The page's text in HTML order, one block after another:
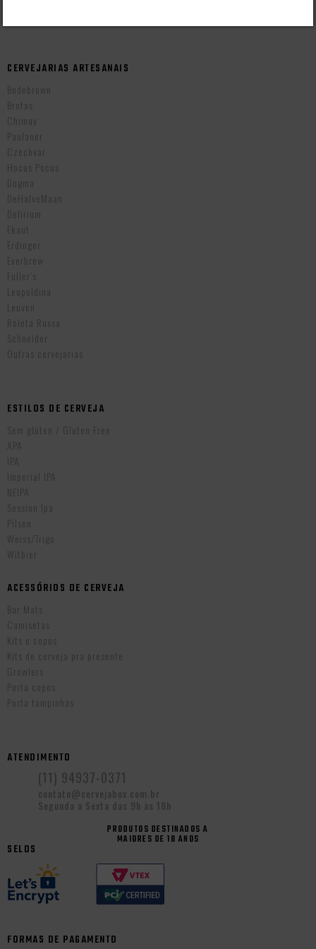
CERVEJARIAS ARTESANAIS
Bodebrown
Brotas
Chimay
Paulaner
Czechvar
Hocus Pocus
Dogma
DeHalveMaan
Delirium
Ekaut
Erdinger
Everbrew
Fuller’s
Leopoldina
Leuven
Roleta Russa
Schneider
Outras cervejarias
ESTILOS DE CERVEJA
Sem glúten / Gluten Free
APA
IPA
Imperial IPA
NEIPA
Session Ipa
Pilsen
Weiss/Trigo
Witbier
ACESSÓRIOS DE CERVEJA
Bar Mats
Camisetas
Kits e copos
Kits de cerveja pra presente
Growlers
Porta copos
Porta tampinhas
ATENDIMENTO
(11) 94937-0371
contato@cervejabox.com.br
Segunda a Sexta das 9h às 18h
PRODUTOS DESTINADOS A
MAIORES DE 18 ANOS
SELOS
FORMAS DE PAGAMENTO